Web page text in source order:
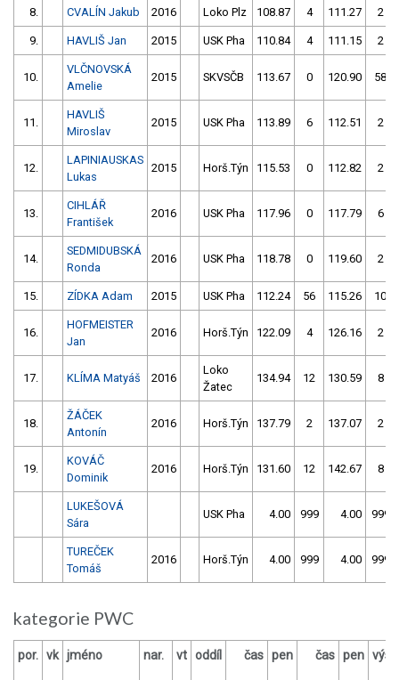
8. CVALÍN Jakub 2016 Loko Plz 108.87 4 111.27 2
9. HAVLIŠ Jan 2015 USK Pha 110.84 4 111.15 2
10.
VLČNOVSKÁ
Amelie
2015 SKVSČB 113.67 0 120.90 58
11.
HAVLIŠ
Miroslav
2015 USK Pha 113.89 6 112.51 2
12.
LAPINIAUSKAS
Lukas
2015 Horš.Týn 115.53 0 112.82 2
13.
CIHLÁŘ
František
2016 USK Pha 117.96 0 117.79 6
14.
SEDMIDUBSKÁ
Ronda
2016 USK Pha 118.78 0 119.60 2
15. ZÍDKA Adam 2015 USK Pha 112.24 56 115.26 10
16.
HOFMEISTER
Jan
2016 Horš.Týn 122.09 4 126.16 2
17. KLÍMA Matyáš 2016
Loko
Žatec
134.94 12 130.59 8
18.
ŽÁČEK
Antonín
2016 Horš.Týn 137.79 2 137.07 2
19.
KOVÁČ
Dominik
2016 Horš.Týn 131.60 12 142.67 8
LUKEŠOVÁ
Sára
USK Pha 4.00 999 4.00 999
TUREČEK
Tomáš
2016 Horš.Týn 4.00 999 4.00 999
kategorie PWC
por. vk jméno nar. vt oddíl čas pen čas pen